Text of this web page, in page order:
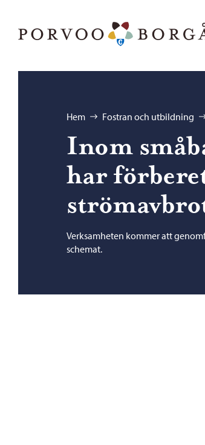
Bläddra:
Hem Fostran och utbildning
Inom
har
Verksamheten kommer att
schemat.